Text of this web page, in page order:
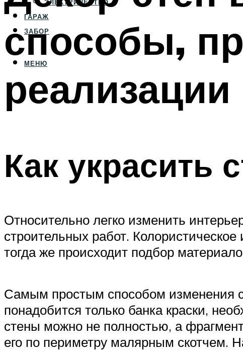
ЭЛЕКТРИЧЕСТВО
ГАРАЖ
ЗАБОР
МЕНЮ
способы,
реализации
Как украсить
Относительно легко изменить
строительных работ.
тогда же происходит подбор
Самым простым способом изменения
понадобится только банка краски,
стены можно не полностью, а
его по периметру малярным скотчем.